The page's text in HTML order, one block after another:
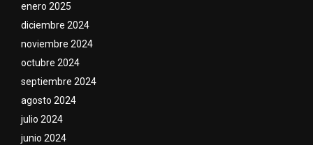
enero 2025
diciembre 2024
noviembre 2024
octubre 2024
septiembre 2024
agosto 2024
julio 2024
junio 2024